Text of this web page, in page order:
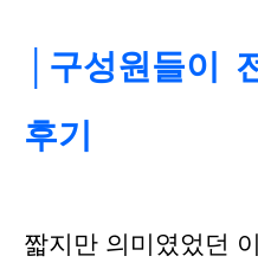
│구성원들이
후기
짧지만 의미였었던